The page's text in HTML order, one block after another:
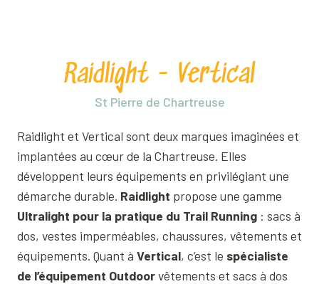
Raidlight - Vertical
St Pierre de Chartreuse
Raidlight et Vertical sont deux marques imaginées et
implantées au cœur de la Chartreuse. Elles
développent leurs équipements en privilégiant une
démarche durable. Raidlight propose une gamme
Ultralight pour la pratique du Trail Running : sacs à
dos, vestes imperméables, chaussures, vêtements et
équipements. Quant à Vertical, c’est le spécialiste
de l’équipement Outdoorvêtements et sacs à dos